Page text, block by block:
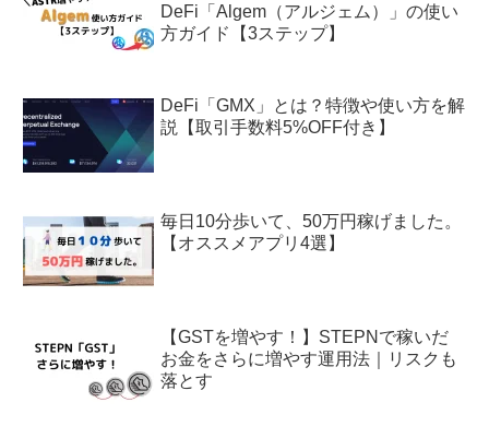
DeFi「Algem（アルジェム）」の使い
方ガイド【3ステップ】
DeFi「GMX」とは？特徴や使い方を解
説【取引手数料5%OFF付き】
毎日10分歩いて、50万円稼げました。
【オススメアプリ4選】
【GSTを増やす！】STEPNで稼いだ
お金をさらに増やす運用法｜リスクも
落とす